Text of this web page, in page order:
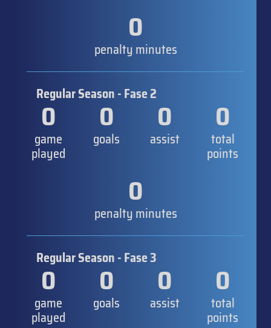
0
penalty minutes
Regular Season - Fase 2
0
game
played
0
goals
0
assist
0
total
points
0
penalty minutes
Regular Season - Fase 3
0
game
played
0
goals
0
assist
0
total
points